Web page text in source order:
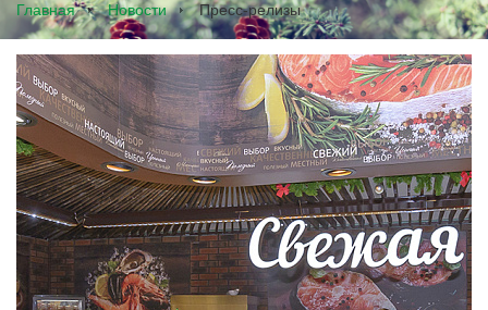
Главная Новости Пресс-релизы